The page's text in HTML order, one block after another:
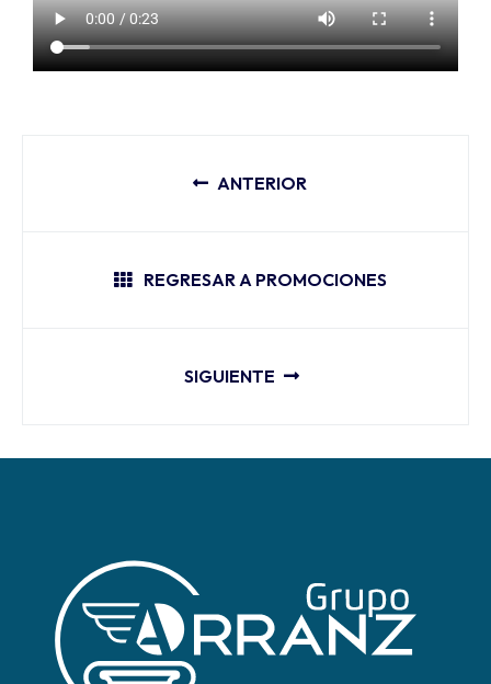
ANTERIOR
REGRESAR A PROMOCIONES
SIGUIENTE